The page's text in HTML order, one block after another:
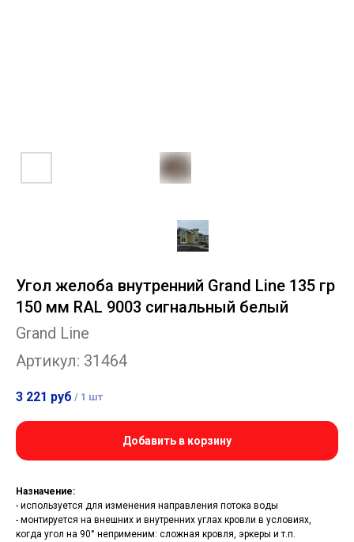
Угол желоба внутренний Grand Line 135 гр
150 мм RAL 9003 сигнальный белый
Grand Line
Артикул: 31464
3 221 руб / 1 шт
Добавить в корзину
Назначение:
- используется для изменения направления потока воды
- монтируется на внешних и внутренних углах кровли в условиях,
когда угол на 90° неприменим: сложная кровля, эркеры и т.п.